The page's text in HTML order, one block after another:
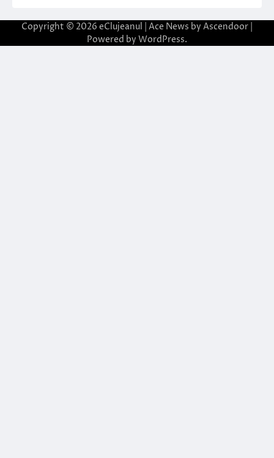
Copyright © 2026 eClujeanul | Ace News by Ascendoor
Powered by WordPress.